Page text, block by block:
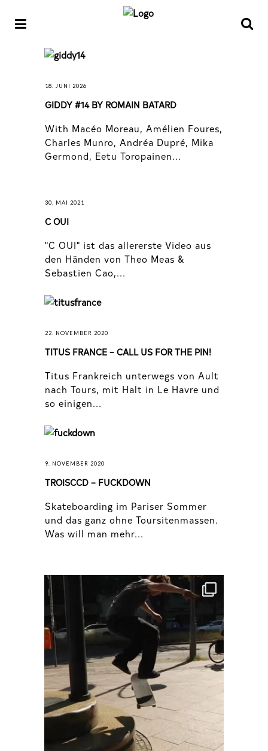
18. JUNI 2026
GIDDY #14 BY ROMAIN BATARD
With Macéo Moreau, Amélien Foures,
Charles Munro, Andréa Dupré, Mika
Germond, Eetu Toropainen...
30. MAI 2021
C OUI
"C OUI" ist das allererste Video aus
den Händen von Theo Meas &
Sebastien Cao,...
22. NOVEMBER 2020
TITUS FRANCE – CALL US FOR THE PIN!
Titus Frankreich unterwegs von Ault
nach Tours, mit Halt in Le Havre und
so einigen...
9. NOVEMBER 2020
TROISCCD – FUCKDOWN
Skateboarding im Pariser Sommer
und das ganz ohne Toursitenmassen.
Was will man mehr...